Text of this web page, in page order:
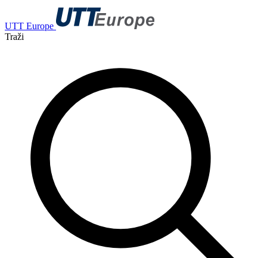
UTT Europe
Traži